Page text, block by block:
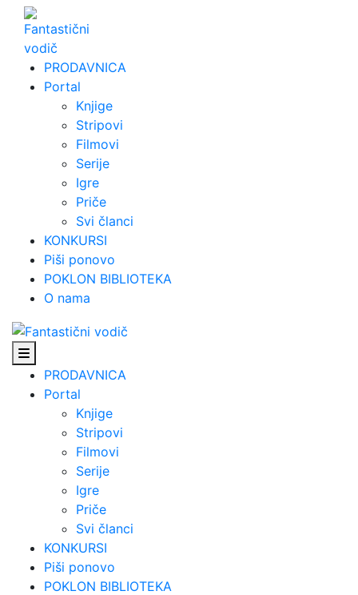
Skip
content
PRODAVNICA
Portal
Knjige
Stripovi
Filmovi
Serije
Igre
Priče
Svi članci
KONKURSI
Piši ponovo
POKLON BIBLIOTEKA
O nama
PRODAVNICA
Portal
Knjige
Stripovi
Filmovi
Serije
Igre
Priče
Svi članci
KONKURSI
Piši ponovo
POKLON BIBLIOTEKA